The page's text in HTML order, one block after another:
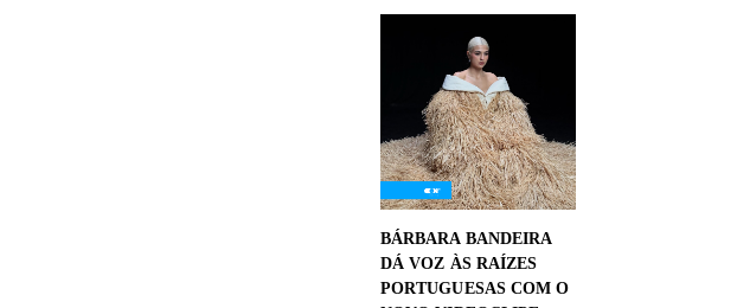
BÁRBARA BANDEIRA
DÁ VOZ ÀS RAÍZES
PORTUGUESAS COM O